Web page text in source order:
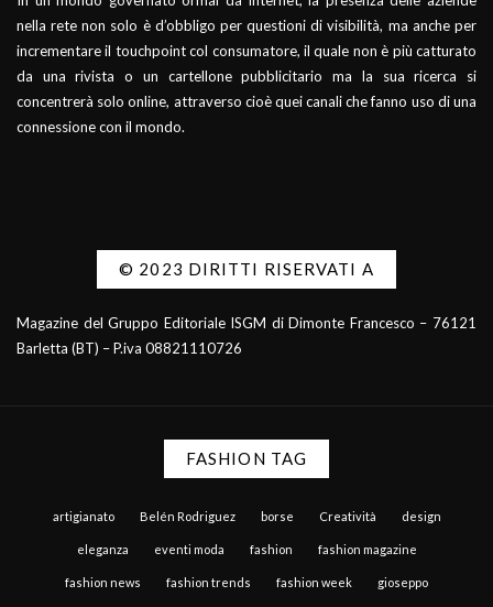
nella rete non solo è d’obbligo per questioni di visibilità, ma anche per
incrementare il touchpoint col consumatore, il quale non è più catturato
da una rivista o un cartellone pubblicitario ma la sua ricerca si
concentrerà solo online, attraverso cioè quei canali che fanno uso di una
connessione con il mondo.
© 2023 DIRITTI RISERVATI A
Magazine del Gruppo Editoriale ISGM di Dimonte Francesco – 76121
Barletta (BT) – P.iva 08821110726
FASHION TAG
artigianato Belén Rodriguez borse Creatività design
eleganza eventi moda fashion fashion magazine
fashion news fashion trends fashion week gioseppo